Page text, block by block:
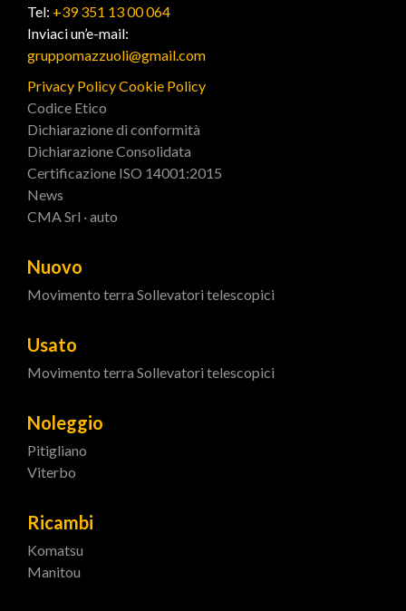
Tel: +39 351 13 00 064
Inviaci un’e-mail:
gruppomazzuoli@gmail.com
Privacy PolicyCookie Policy
Codice Etico
Dichiarazione di conformità
Dichiarazione Consolidata
Certificazione ISO 14001:2015
News
CMA Srl · auto
Nuovo
Movimento terra Sollevatori telescopici
Usato
Movimento terra Sollevatori telescopici
Noleggio
Pitigliano
Viterbo
Ricambi
Komatsu
Manitou